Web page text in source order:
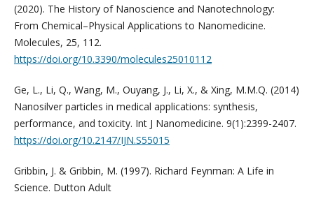
(2020). The History of Nanoscience and Nanotechnology:
From Chemical–Physical Applications to Nanomedicine.
Molecules, 25, 112.
https://doi.org/10.3390/molecules25010112
Ge, L., Li, Q., Wang, M., Ouyang, J., Li, X., & Xing, M.M.Q. (2014)
Nanosilver particles in medical applications: synthesis,
performance, and toxicity. Int J Nanomedicine. 9(1):2399-2407.
https://doi.org/10.2147/IJN.S55015
Gribbin, J. & Gribbin, M. (1997). Richard Feynman: A Life in
Science. Dutton Adult